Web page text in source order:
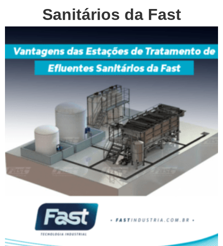
Sanitários da Fast